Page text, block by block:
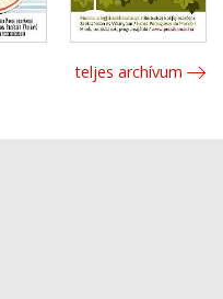
teljes archívum